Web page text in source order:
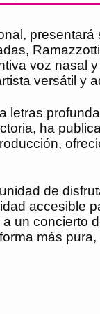
voz nasal
versátil y
ha
de
accesible
un concierto
más